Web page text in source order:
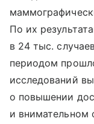
По их
в 24 тыс.
периодом
исследований
о повышении
и внимательном